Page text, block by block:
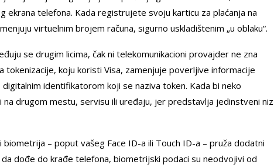
ekrana telefona. Kada registrujete svoju karticu za plaćanja na
virtuelnim brojem računa, sigurno uskladištenim „u oblaku“.
se drugim licima, čak ni telekomunikacioni provajder ne zna
tokenizacije, koju koristi Visa, zamenjuje poverljive informacije
identifikatorom koji se naziva token. Kada bi neko
drugom mestu, servisu ili uređaju, jer predstavlja jedinstveni niz
– poput vašeg Face ID-a ili Touch ID-a – pruža dodatni
dođe do krađe telefona, biometrijski podaci su neodvojivi od